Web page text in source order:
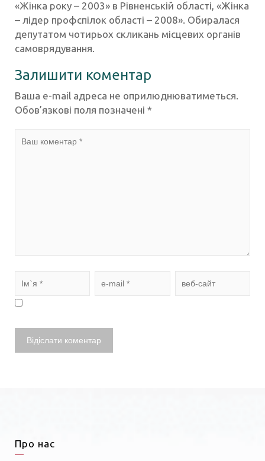
«Жінка року – 2003» в Рівненській області, «Жінка
– лідер профспілок області – 2008». Обиралася
депутатом чотирьох скликань місцевих органів
самоврядування.
Залишити коментар
Ваша e-mail адреса не оприлюднюватиметься.
Обов’язкові поля позначені *
Про нас